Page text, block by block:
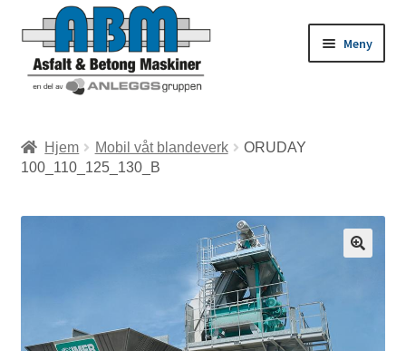
Meny
Hjem Mobil våt blandeverk
ORUDAY
100_110_125_130_B